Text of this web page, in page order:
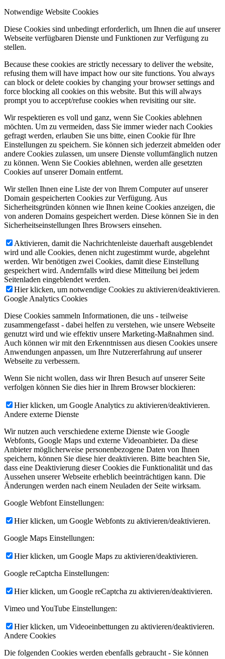
Notwendige Website Cookies
Diese Cookies sind unbedingt erforderlich, um Ihnen die auf unserer
Webseite verfügbaren Dienste und Funktionen zur Verfügung zu
stellen.
Because these cookies are strictly necessary to deliver the website,
refusing them will have impact how our site functions. You always
can block or delete cookies by changing your browser settings and
force blocking all cookies on this website. But this will always
prompt you to accept/refuse cookies when revisiting our site.
Wir respektieren es voll und ganz, wenn Sie Cookies ablehnen
möchten. Um zu vermeiden, dass Sie immer wieder nach Cookies
gefragt werden, erlauben Sie uns bitte, einen Cookie für Ihre
Einstellungen zu speichern. Sie können sich jederzeit abmelden oder
andere Cookies zulassen, um unsere Dienste vollumfänglich nutzen
zu können. Wenn Sie Cookies ablehnen, werden alle gesetzten
Cookies auf unserer Domain entfernt.
Wir stellen Ihnen eine Liste der von Ihrem Computer auf unserer
Domain gespeicherten Cookies zur Verfügung. Aus
Sicherheitsgründen können wie Ihnen keine Cookies anzeigen, die
von anderen Domains gespeichert werden. Diese können Sie in den
Sicherheitseinstellungen Ihres Browsers einsehen.
Aktivieren, damit die Nachrichtenleiste dauerhaft ausgeblendet
wird und alle Cookies, denen nicht zugestimmt wurde, abgelehnt
werden. Wir benötigen zwei Cookies, damit diese Einstellung
gespeichert wird. Andernfalls wird diese Mitteilung bei jedem
Seitenladen eingeblendet werden.
Hier klicken, um notwendige Cookies zu aktivieren/deaktivieren.
Google Analytics Cookies
Diese Cookies sammeln Informationen, die uns - teilweise
zusammengefasst - dabei helfen zu verstehen, wie unsere Webseite
genutzt wird und wie effektiv unsere Marketing-Maßnahmen sind.
Auch können wir mit den Erkenntnissen aus diesen Cookies unsere
Anwendungen anpassen, um Ihre Nutzererfahrung auf unserer
Webseite zu verbessern.
Wenn Sie nicht wollen, dass wir Ihren Besuch auf unserer Seite
verfolgen können Sie dies hier in Ihrem Browser blockieren:
Hier klicken, um Google Analytics zu aktivieren/deaktivieren.
Andere externe Dienste
Wir nutzen auch verschiedene externe Dienste wie Google
Webfonts, Google Maps und externe Videoanbieter. Da diese
Anbieter möglicherweise personenbezogene Daten von Ihnen
speichern, können Sie diese hier deaktivieren. Bitte beachten Sie,
dass eine Deaktivierung dieser Cookies die Funktionalität und das
Aussehen unserer Webseite erheblich beeinträchtigen kann. Die
Änderungen werden nach einem Neuladen der Seite wirksam.
Google Webfont Einstellungen:
Hier klicken, um Google Webfonts zu aktivieren/deaktivieren.
Google Maps Einstellungen:
Hier klicken, um Google Maps zu aktivieren/deaktivieren.
Google reCaptcha Einstellungen:
Hier klicken, um Google reCaptcha zu aktivieren/deaktivieren.
Vimeo und YouTube Einstellungen:
Hier klicken, um Videoeinbettungen zu aktivieren/deaktivieren.
Andere Cookies
Die folgenden Cookies werden ebenfalls gebraucht - Sie können